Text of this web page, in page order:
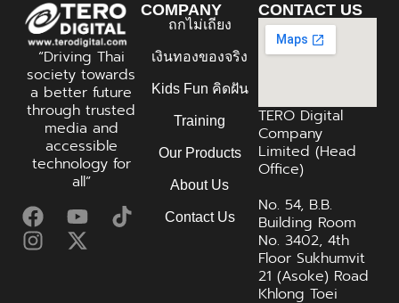
“Driving Thai
society towards
a better future
through trusted
media and
accessible
technology for
all”
COMPANY
ถกไม่เถียง
เงินทองของจริง
Kids Fun คิดฝัน
Training
Our Products
About Us
Contact Us
CONTACT US
TERO Digital
Company
Limited (Head
Office)
No. 54, B.B.
Building Room
No. 3402, 4th
Floor Sukhumvit
21 (Asoke) Road
Khlong Toei